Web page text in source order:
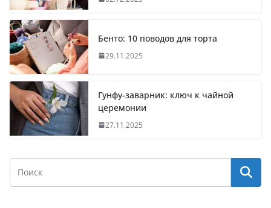
Бенто: 10 поводов для торта
29.11.2025
Гунфу-заварник: ключ к чайной
церемонии
27.11.2025